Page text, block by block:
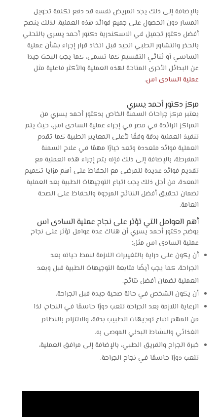
بالإضافة إلى ذلك يجد المريض نفسه قد دفع تكلفة تحويل
المسار دون الحصول على جميع فوائد هذه العملية، لذلك ينصح
أفضل دكتور تجميل في الاسكندرية دكتور أحمد يسري بالتحلي
بالحذر والتشاور الطبي الجيد قبل اتخاذ قرار إجراء بشأن عملية
الساسي أو ثنائي التقسيم كما تسمى، كما يجب البحث جيدا
عن البدائل الأخرى المتاحة لهذه العملية والأكثر فاعلية مثل
عملية السادى اس.
مركز دكتور أحمد يسري
يعتبر مركز جراحات السمنة الخاص بدكتور أحمد يسري من
المراكز الرائدة في مصر في إجراء عملية السادى اس، حيث يتم
تنفيذ العملية بدقة وفقًا لأعلى المعايير الطبية كما تقدم
العملية فوائد متعددة وتعد خيارًا مهمًا في علاج السمنة
المفرطة، بالإضافة إلى ذلك فإنه يتم إجراء هذه العملية مع
تقديم فوائد عديدة للمرضى مع الحفاظ على أهم مزايا تكميم
المعدة، من أجل ذلك يجب اتباع التوجيهات الطبية بعد العملية
لضمان تحقيق أفضل النتائج المرجوة والحفاظ على الصحة
العامة.
أهم العوامل التي تؤثر على نجاح عملية السادى اس
يوضح دكتور أحمد يسري أن هناك عدة عوامل تؤثر على نجاح
عملية السادى اس مثل:
أن يكون على دراية بالتغييرات اللازمة لنمط حياته بعد
الجراحة، كما يجب أيضًا متابعة التوجيهات الطبية قبل وبعد
العملية لضمان أفضل نتائج.
أن يكون الشخص في حالة صحية جيدة قبل الجراحة.
الرعاية اللازمة بعد الجراحة تلعب دورًا حاسمًا في النجاح، لذا
من المهم اتباع توجيهات الطبيب بدقة، والالتزام بالنظام
الغذائي والنشاط البدني الموصى به.
خبرة الجراح والفريق الطبي، بالإضافة إلى مرافق العملية،
تلعب دورًا حاسمًا في نجاح الجراحة.